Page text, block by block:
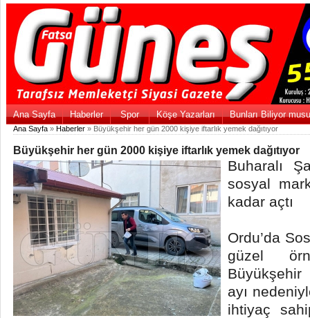
Ana Sayfa Haberler Spor Köşe Yazarları Bunları Biliyor
Ana Sayfa » Haberler » Büyükşehir her gün 2000 kişiye iftarlık yemek dağıtıyor
Büyükşehir her gün 2000 kişiye iftarlık yemek dağıtıyor
Buharalı
sosyal
kadar açtı
Ordu’da
güzel
Büyükşehir
ayı
ihtiyaç